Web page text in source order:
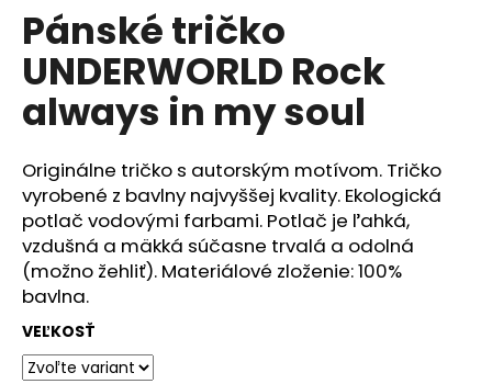
produktu
je
0,0
z
5
hviezdičiek.
Pánské tričko
UNDERWORLD Rock
always in my soul
Originálne tričko s autorským motívom. Tričko
vyrobené z bavlny najvyššej kvality. Ekologická
potlač vodovými farbami. Potlač je ľahká,
vzdušná a mäkká súčasne trvalá a odolná
(možno žehliť). Materiálové zloženie: 100%
bavlna.
VEĽKOSŤ
a
m
e
TRIČKO
UNDERWORLD
FOREST
€29